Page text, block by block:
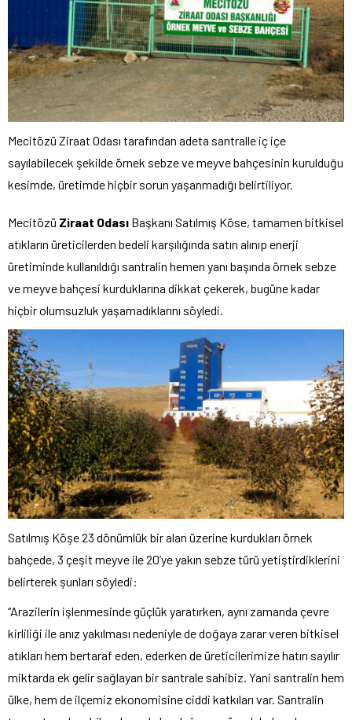
Mecitözü Ziraat Odası tarafından adeta santralle iç içe
sayılabilecek şekilde örnek sebze ve meyve bahçesinin kurulduğu
kesimde, üretimde hiçbir sorun yaşanmadığı belirtiliyor.
Mecitözü Ziraat Odası Başkanı Satılmış Köse, tamamen bitkisel
atıkların üreticilerden bedeli karşılığında satın alınıp enerji
üretiminde kullanıldığı santralin hemen yanı başında örnek sebze
ve meyve bahçesi kurduklarına dikkat çekerek, bugüne kadar
hiçbir olumsuzluk yaşamadıklarını söyledi.
Satılmış Köşe 23 dönümlük bir alan üzerine kurdukları örnek
bahçede, 3 çeşit meyve ile 20’ye yakın sebze türü yetiştirdiklerini
belirterek şunları söyledi:
“Arazilerin işlenmesinde güçlük yaratırken, aynı zamanda çevre
kirliliği ile anız yakılması nedeniyle de doğaya zarar veren bitkisel
atıkları hem bertaraf eden, ederken de üreticilerimize hatırı sayılır
miktarda ek gelir sağlayan bir santrale sahibiz. Yani santralin hem
ülke, hem de ilçemiz ekonomisine ciddi katkıları var. Santralin